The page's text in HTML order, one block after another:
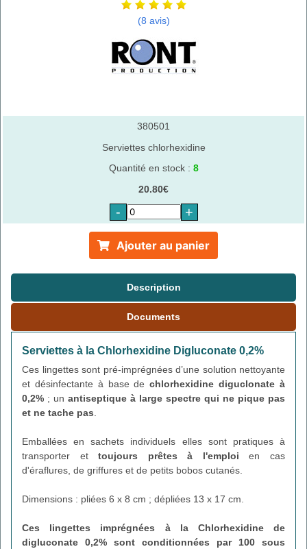
(8 avis)
380501
Serviettes chlorhexidine
Quantité en stock : 8
20.80€
- +
Ajouter au panier
Description
Documents
Serviettes à la Chlorhexidine Digluconate 0,2%
Ces lingettes sont pré-imprégnées d’une solution nettoyante
et désinfectante à base dechlorhexidine diguclonate à
0,2% ; un antiseptique à large spectre qui ne pique pas
et ne tache pas.
Emballées en sachets individuels elles sont pratiques à
transporter ettoujours prêtes à l'emploi en cas
d'éraflures, de griffures et de petits bobos cutanés.
Dimensions : pliées 6 x 8 cm ; dépliées 13 x 17 cm.
Ces lingettes imprégnées à la Chlorhexidine de
digluconate 0,2%
sont conditionnées par 100 sous